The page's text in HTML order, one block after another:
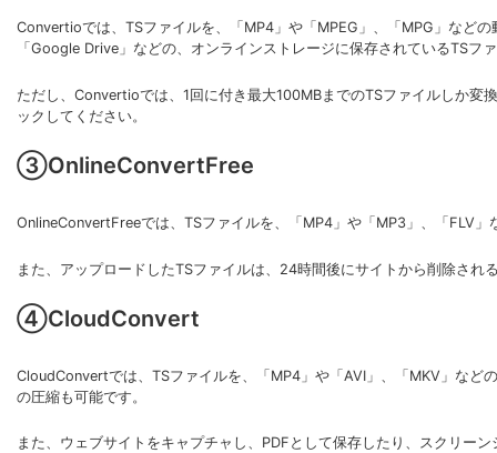
Convertioでは、TSファイルを、「MP4」や「MPEG」、「MPG」など
「Google Drive」などの、オンラインストレージに保存されているTSフ
ただし、Convertioでは、1回に付き最大100MBまでのTSファイルしか
ックしてください。
③OnlineConvertFree
OnlineConvertFreeでは、TSファイルを、「MP4」や「MP3」、「FLV
また、アップロードしたTSファイルは、24時間後にサイトから削除さ
④CloudConvert
CloudConvertでは、TSファイルを、「MP4」や「AVI」、「MKV」など
の圧縮も可能です。
また、ウェブサイトをキャプチャし、PDFとして保存したり、スクリー